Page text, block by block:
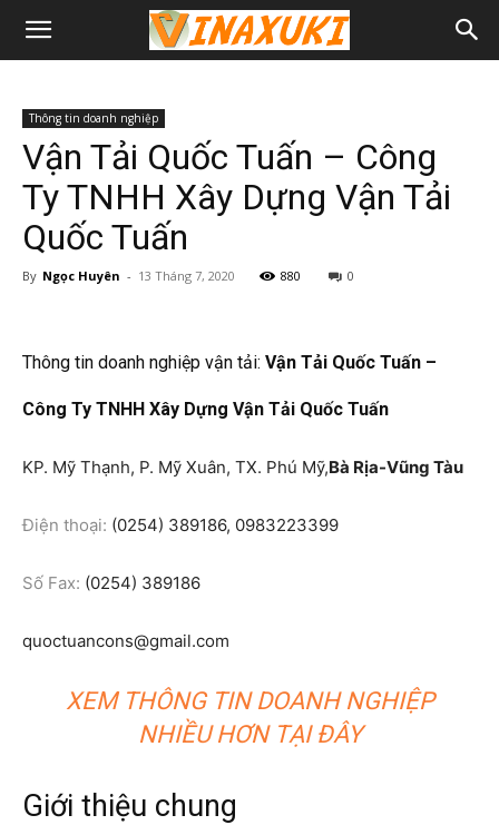
Thông tin doanh nghiệp
Vận Tải Quốc Tuấn – Công
Ty TNHH Xây Dựng Vận Tải
Quốc Tuấn
By Ngọc Huyên - 13 Tháng 7, 2020 880 0
Thông tin doanh nghiệp vận tải: Vận Tải Quốc Tuấn –
Công Ty TNHH Xây Dựng Vận Tải Quốc Tuấn
KP. Mỹ Thạnh, P. Mỹ Xuân, TX. Phú Mỹ,Bà Rịa-Vũng Tàu
Điện thoại: (0254) 389186, 0983223399
Số Fax: (0254) 389186
quoctuancons@gmail.com
XEM THÔNG TIN DOANH NGHIỆP
NHIỀU HƠN TẠI ĐÂY
Giới thiệu chung